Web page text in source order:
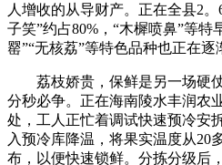
人增收的从导财产。正在全县2
子笑”约占80%，“木樨喷鼻”等特
罂”“无核荔”等特色品种也正在逐
荔枝娇贵，保鲜是另一场硬
分秒必争。正在海南陵水丰润农
处，工人正忙着调试快速预冷安
入预冷库降温，将果实温度从20
布，以便快速锁鲜。分拣分级后